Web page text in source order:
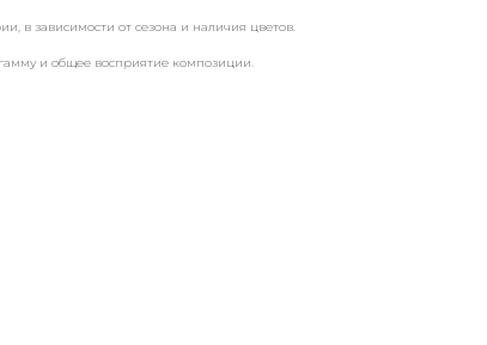
в зависимости от сезона и наличия цветов.
и общее восприятие композиции.